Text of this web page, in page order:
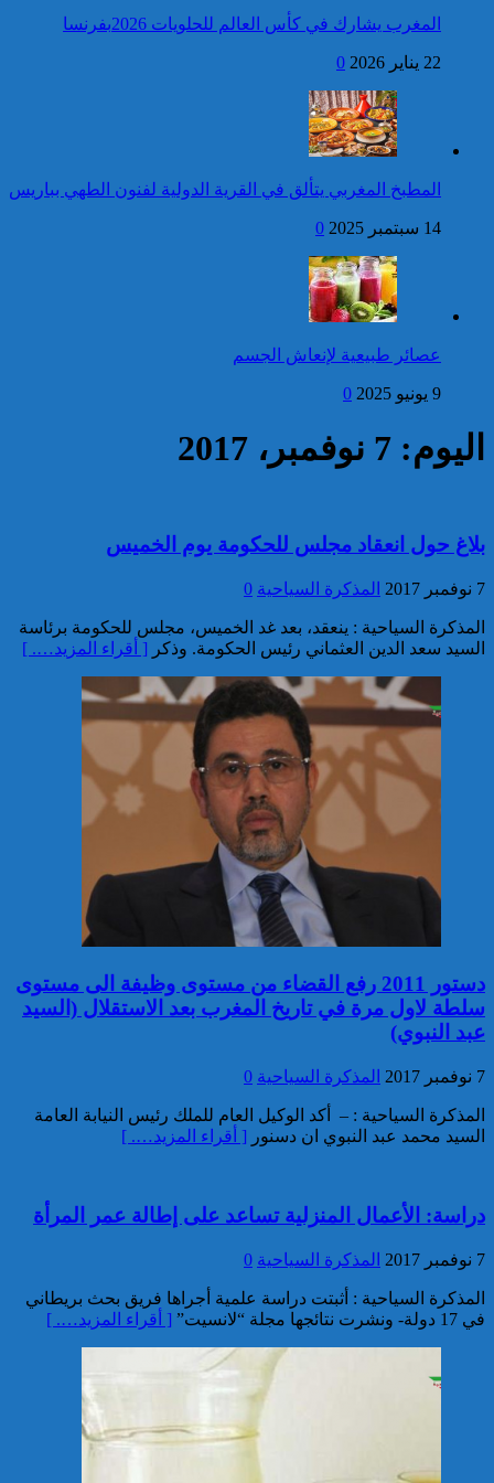
جلالة الملك يهنئ رئيس
جمهورية البنين بذكرى
استقلال بلاده
فتح بحث للتحقق من الأفعال
الإجرامية المنسوبة لأربع وعشرين
شخصا للاشتباه في تورطهم في
الامتناع عن القيام بعمل من أعمال
وظيفتهم بغرض الارتشاء
واستغلال النفوذ
إحصائيات مكافحة الجريمة ..
استمرار ارتفاع معدل الزجر
بالعنف
تقديم 17 موقوفا على أنظار النيابة
العامة لدى محكمة الاستئناف
بالقنيطرة على إثر الأحداث التي
عرفتها منطقة سيدي الطيبي
موظف أمن يتقدم بشكاية لدى
الوكيل العام للملك بمحكمة
الاستئناف بالدار البيضاء على
خلفية ادعاءات وهمية وجرائم
مزعومة نسبها له حساب على
شبكات التواصل الاجتماعي
خبير: “البيعة الإلكترونية” تكشف
تحول الإرهاب الرقمي بعد تفكيك
تركيا:القضاء يأمر بحبس رئيس
بلدية إسطنبول على ذمة التحقيق
كاريكاتير
كاريكاتير
كاريكاتير
المغرب يشارك في كأس العالم للحلويات 2026بفرنسا
22 يناير 2026 0
المطبخ المغربي يتألق في القرية الدولية لفنون الطهي بباريس
14 سبتمبر 2025 0
عصائر طبيعية لإنعاش الجسم
9 يونيو 2025 0
اليوم: 7 نوفمبر، 2017
بلاغ حول انعقاد مجلس للحكومة يوم الخميس
7 نوفمبر 2017 المذكرة السياحية 0
المذكرة السياحية : ينعقد، بعد غد الخميس، مجلس للحكومة برئاسة
السيد سعد الدين العثماني رئيس الحكومة. وذكر [ أقراء المزيد…. ]
دستور 2011 رفع القضاء من مستوى وظيفة الى مستوى
سلطة لاول مرة في تاريخ المغرب بعد الاستقلال (السيد
عبد النبوي)
7 نوفمبر 2017 المذكرة السياحية 0
المذكرة السياحية : – أكد الوكيل العام للملك رئيس النيابة العامة
السيد محمد عبد النبوي ان دسنور [ أقراء المزيد…. ]
دراسة: الأعمال المنزلية تساعد على إطالة عمر المرأة
7 نوفمبر 2017 المذكرة السياحية 0
المذكرة السياحية : أثبتت دراسة علمية أجراها فريق بحث بريطاني
في 17 دولة- ونشرت نتائجها مجلة “لانسيت”
[ أقراء المزيد…. ]